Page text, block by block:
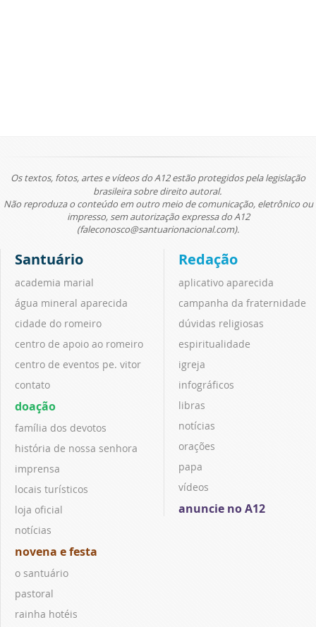
Os textos, fotos, artes e vídeos do A12 estão protegidos pela legislação
brasileira sobre direito autoral.
Não reproduza o conteúdo em outro meio de comunicação, eletrônico ou
impresso, sem autorização expressa do A12
(faleconosco@santuarionacional.com).
Santuário
academia marial
água mineral aparecida
cidade do romeiro
centro de apoio ao romeiro
centro de eventos pe. vitor
contato
doação
família dos devotos
história de nossa senhora
imprensa
locais turísticos
loja oficial
notícias
novena e festa
o santuário
pastoral
rainha hotéis
Redação
aplicativo aparecida
campanha da fraternidade
dúvidas religiosas
espiritualidade
igreja
infográficos
libras
notícias
orações
papa
vídeos
anuncie no A12